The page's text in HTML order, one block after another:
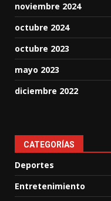
noviembre 2024
octubre 2024
octubre 2023
mayo 2023
diciembre 2022
CATEGORÍAS
Deportes
Entretenimiento